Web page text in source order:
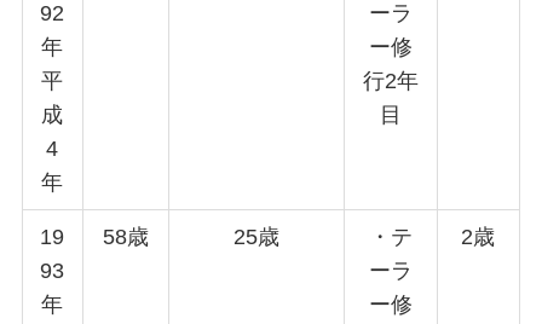
92
年
平
成
4
年
ーラ
ー修
行2年
目
19
93
年
58歳 25歳
・テ
ーラ
ー修
2歳